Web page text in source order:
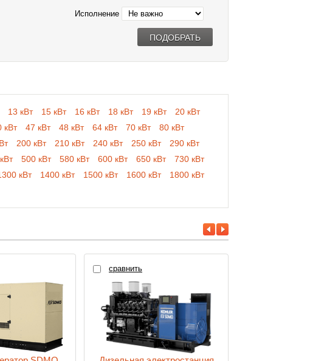
Исполнение
ПОДОБРАТЬ
13 кВт 15 кВт 16 кВт 18 кВт 19 кВт
20 кВт
кВт 47 кВт 48 кВт 64 кВт 70 кВт
80 кВт
200 кВт 210 кВт 240 кВт 250 кВт
290 кВт
500 кВт 580 кВт 600 кВт 650 кВт
730 кВт
кВт 1400 кВт 1500 кВт 1600 кВт
1800 кВт
сравнить